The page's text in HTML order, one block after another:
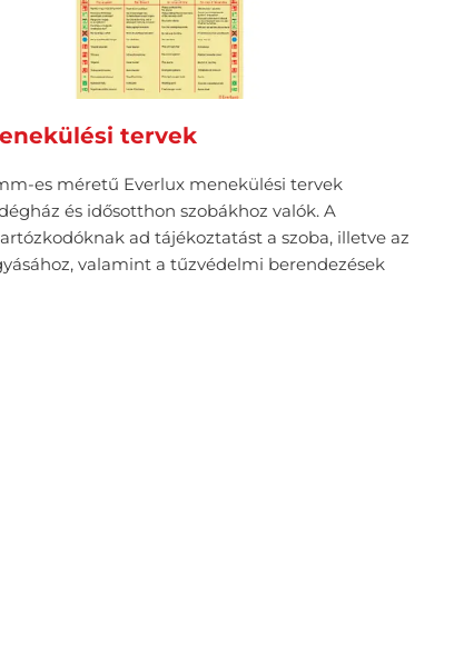
tervek
es méretű Everlux menekülési tervek
és idősotthon szobákhoz valók. A
ad tájékoztatást a szoba, illetve az
valamint a tűzvédelmi berendezések